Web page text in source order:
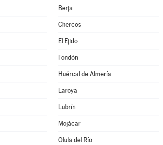
Berja
Chercos
El Ejido
Fondón
Huércal de Almería
Laroya
Lubrín
Mojácar
Olula del Río